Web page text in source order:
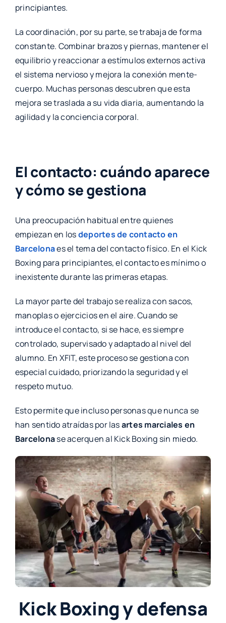
principiantes.
La coordinación, por su parte, se trabaja de forma
constante. Combinar brazos y piernas, mantener el
equilibrio y reaccionar a estímulos externos activa
el sistema nervioso y mejora la conexión mente-
cuerpo. Muchas personas descubren que esta
mejora se traslada a su vida diaria, aumentando la
agilidad y la conciencia corporal.
El contacto: cuándo aparece
y cómo se gestiona
Una preocupación habitual entre quienes
empiezan en losdeportes de contacto en
Barcelonaes el tema del contacto físico. En el Kick
Boxing para principiantes, el contacto es mínimo o
inexistente durante las primeras etapas.
La mayor parte del trabajo se realiza con sacos,
manoplas o ejercicios en el aire. Cuando se
introduce el contacto, si se hace, es siempre
controlado, supervisado y adaptado al nivel del
alumno. En XFIT, este proceso se gestiona con
especial cuidado, priorizando la seguridad y el
respeto mutuo.
Esto permite que incluso personas que nunca se
han sentido atraídas por lasartes marciales en
Barcelonase acerquen al Kick Boxing sin miedo.
Kick Boxing y defensa